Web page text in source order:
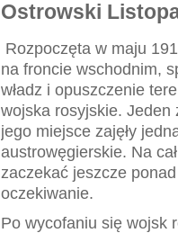
Ostrowski
Rozpoczęta w maju
na froncie wschodnim,
władz i opuszczenie
wojska rosyjskie. Jeden
jego miejsce zajęły
austrowęgierskie. Na
zaczekać jeszcze
oczekiwanie.
Po wycofaniu się wojsk